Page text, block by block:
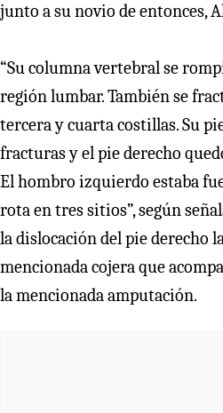
junto a su novio de entonces,
“Su columna vertebral se
región lumbar. También se
tercera y cuarta costillas. Su
fracturas y el pie derecho
El hombro izquierdo estaba
rota en tres sitios”, según
la dislocación del pie derecho
mencionada cojera que
la mencionada amputación.